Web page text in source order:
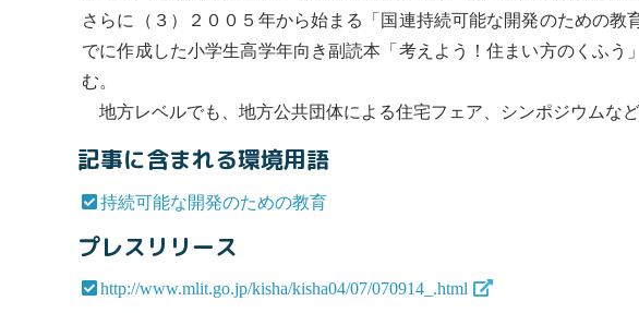
さらに（３）２００５年から始まる「国連持続可能な開発のための教
でに作成した小学生高学年向き副読本「考えよう！住まい方のくふ
む。
地方レベルでも、地方公共団体による住宅フェア、シンポジウムな
記事に含まれる環境用語
持続可能な開発のための教育
プレスリリース
http://www.mlit.go.jp/kisha/kisha04/07/070914_.html